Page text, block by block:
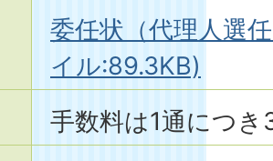
委任状（代理人選
イル:89.3KB)
手数料は1通につ